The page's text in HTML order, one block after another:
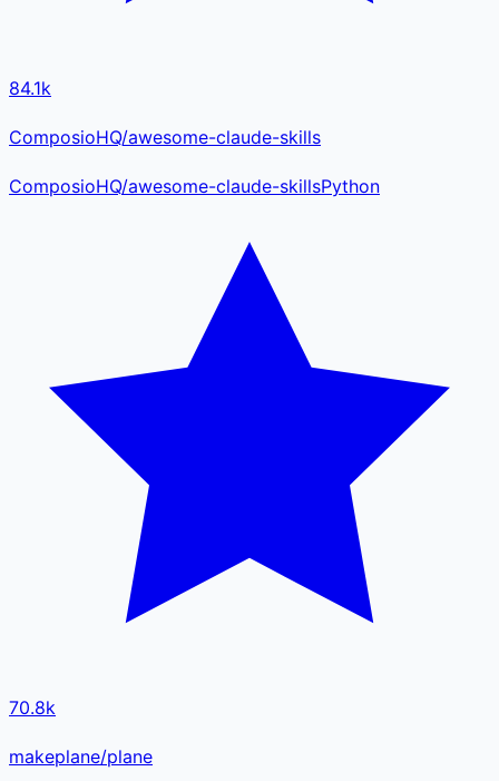
84.1k
ComposioHQ/awesome-claude-skills
ComposioHQ/awesome-claude-skillsPython
70.8k
makeplane/plane